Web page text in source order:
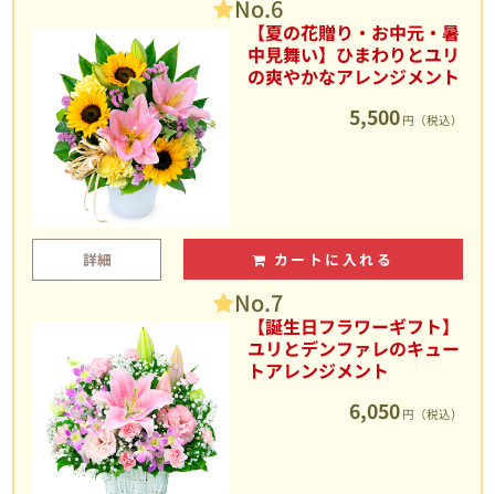
No.6
【夏の花贈り・お中元・暑
中見舞い】ひまわりとユリ
の爽やかなアレンジメント
5,500 円（税込）
詳細 カートに入れる
No.7
【誕生日フラワーギフト】
ユリとデンファレのキュー
トアレンジメント
6,050 円（税込）